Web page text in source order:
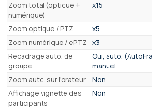
Zoom total (optique +
numérique)
x15
Zoom optique / PTZ
x5
Zoom numérique / ePTZ
x3
Recadrage auto. de
groupe
Oui, auto.
manuel
Zoom auto. sur l'orateur
Non
Affichage vignette des
participants
Non